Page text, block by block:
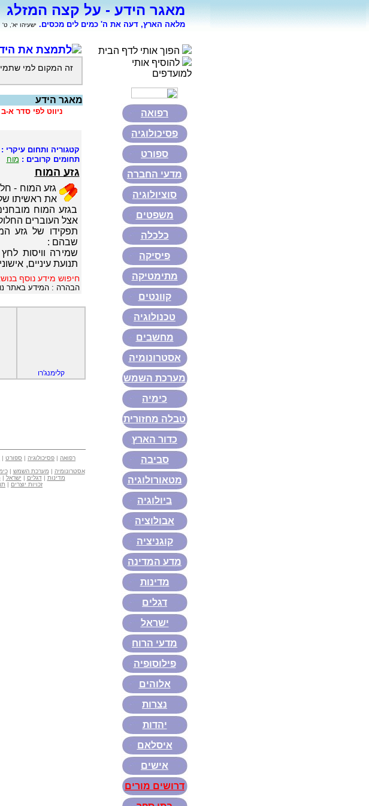
מאגר הידע - על קצה המזלג
מלאה הארץ, דעה את ה' כמים לים מכסים. ישעיהו יא', ט'
הפוך אותי לדף הבית
להוסיף אותי
למועדפים
רפואה
פסיכולוגיה
ספורט
מדעי החברה
סוציולוגיה
משפטים
כלכלה
פיסיקה
מתימטיקה
קוונטים
טכנולוגיה
מחשבים
אסטרונומיה
מערכת השמש
כימיה
טבלה מחזורית
כדור הארץ
סביבה
מטאורולוגיה
ביולוגיה
אבולוציה
קוגניציה
מדע המדינה
מדינות
דגלים
ישראל
מדעי הרוח
פילוסופיה
אלוהים
נצרות
יהדות
איסלאם
אישים
דרושים מורים
לתמצת את
זה המקום למי
מאגר הידע
ניווט לפי סדר א-ב
קטגוריה ותחום עיקרי
תחומים קרובים : מוח
גזע המוח
גזע המוח -
את ראשיתו
בגזע המוח
אצל העוברים
תפקידו של גזע
שבהם :
שמירה וויסות
תנועת עיניים,
חיפוש מידע נוסף
הבהרה : המידע באתר
קלימנג'רו
רפואה | פסיכולוגיה | ספורט |
אסטרונומיה | מערכת השמש |
מדינות |דגלים | ישראל |
זכויות יוצרים |